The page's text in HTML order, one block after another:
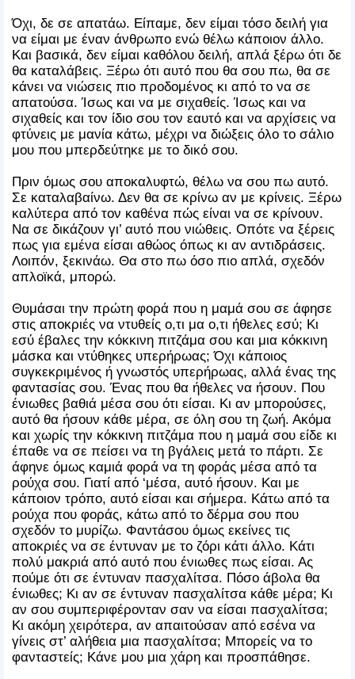
Όχι, δε σε απατάω. Είπαμε, δεν είμαι τόσο δειλή για
να είμαι με έναν άνθρωπο ενώ θέλω κάποιον άλλο.
Και βασικά, δεν είμαι καθόλου δειλή, απλά ξέρω ότι δε
θα καταλάβεις. Ξέρω ότι αυτό που θα σου πω, θα σε
κάνει να νιώσεις πιο προδομένος κι από το να σε
απατούσα. Ίσως και να με σιχαθείς. Ίσως και να
σιχαθείς και τον ίδιο σου τον εαυτό και να αρχίσεις να
φτύνεις με μανία κάτω, μέχρι να διώξεις όλο το σάλιο
μου που μπερδεύτηκε με το δικό σου.
Πριν όμως σου αποκαλυφτώ, θέλω να σου πω αυτό.
Σε καταλαβαίνω. Δεν θα σε κρίνω αν με κρίνεις. Ξέρω
καλύτερα από τον καθένα πώς είναι να σε κρίνουν.
Να σε δικάζουν γι’ αυτό που νιώθεις. Οπότε να ξέρεις
πως για εμένα είσαι αθώος όπως κι αν αντιδράσεις.
Λοιπόν, ξεκινάω. Θα στο πω όσο πιο απλά, σχεδόν
απλοϊκά, μπορώ.
Θυμάσαι την πρώτη φορά που η μαμά σου σε άφησε
στις αποκριές να ντυθείς ο,τι μα ο,τι ήθελες εσύ; Κι
εσύ έβαλες την κόκκινη πιτζάμα σου και μια κόκκινη
μάσκα και ντύθηκες υπερήρωας; Όχι κάποιος
συγκεκριμένος ή γνωστός υπερήρωας, αλλά ένας της
φαντασίας σου. Ένας που θα ήθελες να ήσουν. Που
ένιωθες βαθιά μέσα σου ότι είσαι. Κι αν μπορούσες,
αυτό θα ήσουν κάθε μέρα, σε όλη σου τη ζωή. Ακόμα
και χωρίς την κόκκινη πιτζάμα που η μαμά σου είδε κι
έπαθε να σε πείσει να τη βγάλεις μετά το πάρτι. Σε
άφηνε όμως καμιά φορά να τη φοράς μέσα από τα
ρούχα σου. Γιατί από ‘μέσα, αυτό ήσουν. Και με
κάποιον τρόπο, αυτό είσαι και σήμερα. Κάτω από τα
ρούχα που φοράς, κάτω από το δέρμα σου που
σχεδόν το μυρίζω. Φαντάσου όμως εκείνες τις
αποκριές να σε έντυναν με το ζόρι κάτι άλλο. Κάτι
πολύ μακριά από αυτό που ένιωθες πως είσαι. Ας
πούμε ότι σε έντυναν πασχαλίτσα. Πόσο άβολα θα
ένιωθες; Κι αν σε έντυναν πασχαλίτσα κάθε μέρα; Κι
αν σου συμπεριφέρονταν σαν να είσαι πασχαλίτσα;
Κι ακόμη χειρότερα, αν απαιτούσαν από εσένα να
γίνεις στ’ αλήθεια μια πασχαλίτσα; Μπορείς να το
φανταστείς; Κάνε μου μια χάρη και προσπάθησε.